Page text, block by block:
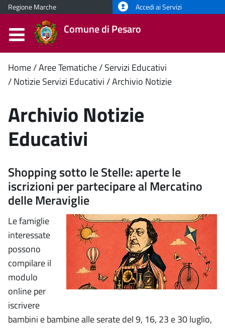
Regione Marche Accedi ai Servizi
Comune di Pesaro
Contenuto
Home Aree Tematiche Servizi Educativi
Notizie Servizi Educativi Archivio Notizie
Archivio Notizie
Educativi
Shopping sotto le Stelle: aperte le
iscrizioni per partecipare al Mercatino
delle Meraviglie
Le famiglie
interessate
possono
compilare il
modulo
online per
iscrivere
bambini e bambine alle serate del 9, 16, 23 e 30 luglio,